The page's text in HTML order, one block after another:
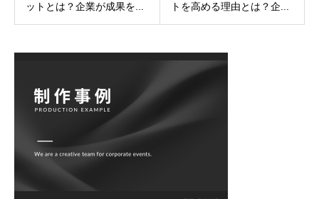
ットとは？企業が成果を...
トを高める理由とは？企...